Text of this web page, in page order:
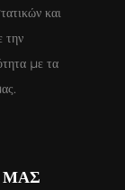
και
την
με τα
ΜΑΣ